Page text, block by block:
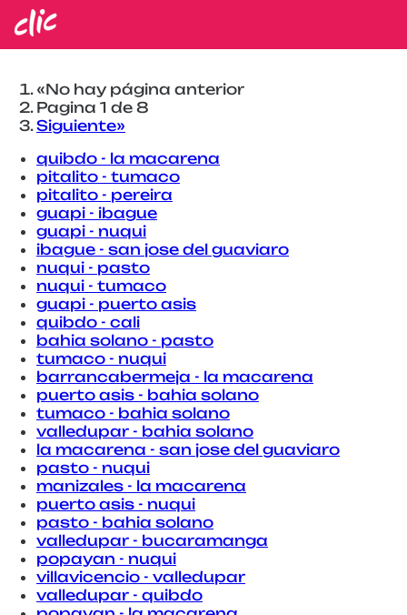
Vuelos de ciudad a ciudad
«No hay página anterior
Pagina 1 de 8
Siguiente»
quibdo - la macarena
pitalito - tumaco
pitalito - pereira
guapi - ibague
guapi - nuqui
ibague - san jose del guaviaro
nuqui - pasto
nuqui - tumaco
guapi - puerto asis
quibdo - cali
bahia solano - pasto
tumaco - nuqui
barrancabermeja - la macarena
puerto asis - bahia solano
tumaco - bahia solano
valledupar - bahia solano
la macarena - san jose del guaviaro
pasto - nuqui
manizales - la macarena
puerto asis - nuqui
pasto - bahia solano
valledupar - bucaramanga
popayan - nuqui
villavicencio - valledupar
valledupar - quibdo